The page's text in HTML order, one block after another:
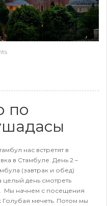
по
нас встретят в
в Стамбуле. День 2 –
(завтрак и обед)
целый день смотреть
Мы начнем с посещения
Голубая мечеть. Потом мы